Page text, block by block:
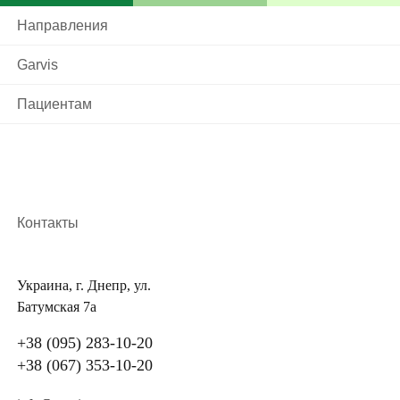
заболевание не проявится, иммунная система
бессимптомно справится с ним.
На сегодняшний день известны 2 типа вакцин от
Вакцинация – это самый эффективный и безопасный
способ свести риск болезни к нулю.
Реакция на прививку
Направления
Garvis
Пациентам
Контакты
Украина, г. Днепр, ул.
Батумская 7а
+38 (095) 283-10-20
+38 (067) 353-10-20